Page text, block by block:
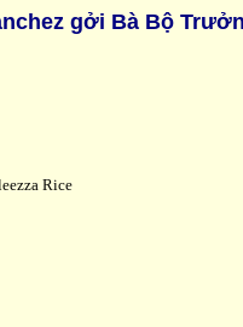
gởi Bà Bộ
Rice